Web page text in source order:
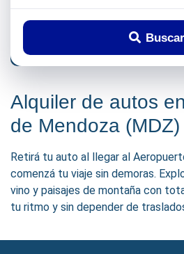
Buscar
Alquiler de autos
de Mendoza (MDZ)
Retirá tu auto al llegar al
comenzá tu viaje sin demoras.
vino y paisajes de montaña con
tu ritmo y sin depender de